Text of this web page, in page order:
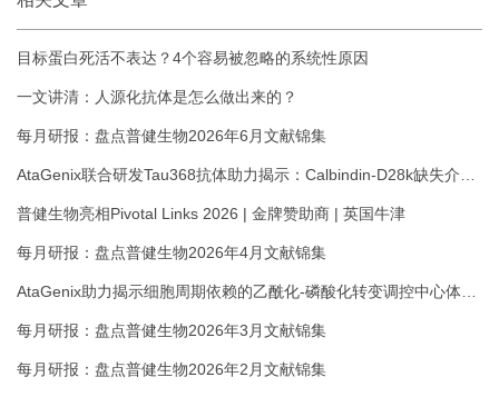
目标蛋白死活不表达？4个容易被忽略的系统性原因
一文讲清：人源化抗体是怎么做出来的？
每月研报：盘点普健生物2026年6月文献锦集
AtaGenix联合研发Tau368抗体助力揭示：Calbindin-D28k缺失介导
普健生物亮相Pivotal Links 2026 | 金牌赞助商 | 英国牛津
每月研报：盘点普健生物2026年4月文献锦集
AtaGenix助力揭示细胞周期依赖的乙酰化-磷酸化转变调控中心体成
每月研报：盘点普健生物2026年3月文献锦集
每月研报：盘点普健生物2026年2月文献锦集